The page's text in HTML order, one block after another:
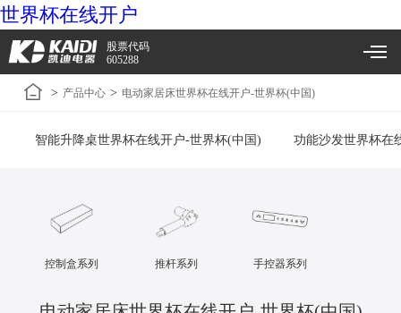
世界杯在线开户
股票代码
605288
> 产品中心 > 电动家居床世界杯在线开户-世界杯(中国)
智能升降桌世界杯在线开户-世界杯(中国) 功能沙发世界杯在
控制盒系列 推杆系列 手控器系列